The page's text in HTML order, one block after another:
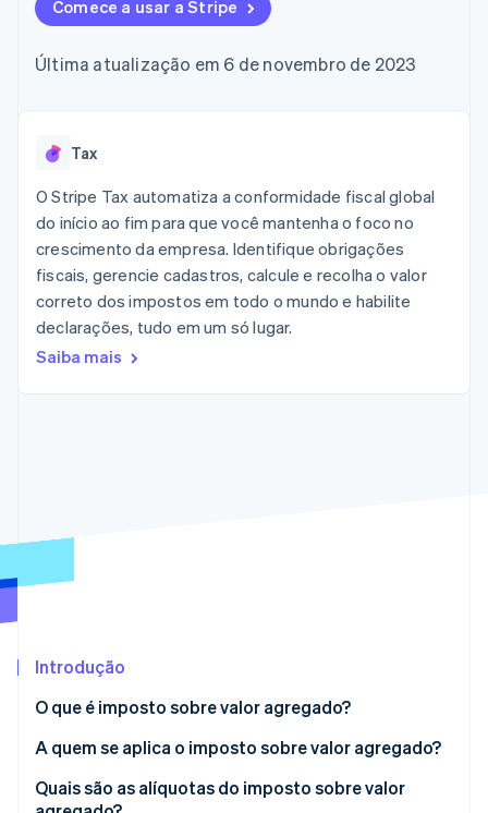
flexíveis de IU
Formas de
Acesso a mais
presenciais
Authorization
Boost
Otimizações
de aceitação
Link
Checkout
acelerado
Financial
Connections
Dados de
contas
vinculadas
Recognition
Automação
Stripe Sigma
personalizados
Radar
Atlas
Remoção de carbono
Verificação de identidade
Marketplaces
Plataformas
SaaS
Empresas de IA
Economia de criadores
Jogos
Hospitalidade, viagens
e lazer
Seguros
Gerenciar assinaturas
uso
Emita cartões
stablecoins
Recursos
Integrações de
aplicativos
Exemplos de códigos
Plano de ação do
Conferência anual das
Carreiras
Contato
Fale com a equipe de
vendas
Seja um parceiro
Comece a usar a Stripe
Última atualização em 6 de novembro de 2023
Tax
O Stripe Tax automatiza a conformidade fiscal global
do início ao fim para que você mantenha o foco no
crescimento da empresa. Identifique obrigações
fiscais, gerencie cadastros, calcule e recolha o valor
correto dos impostos em todo o mundo e habilite
declarações, tudo em um só lugar.
Saiba mais
Introdução
O que é imposto sobre valor agregado?
Qual é a diferença entre o imposto sobre vendas e o
A quem se aplica o imposto sobre valor agregado?
Quais são as alíquotas do imposto sobre valor